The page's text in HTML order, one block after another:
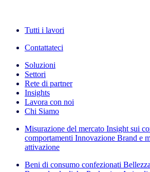
Tutti i lavori
Contattateci
Soluzioni
Settori
Rete di partner
Insights
Lavora con noi
Chi Siamo
Misurazione del mercato Insight sui
comportamenti Innovazione Brand e
attivazione
Beni di consumo confezionati